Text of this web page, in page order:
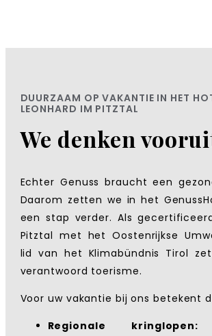
DUURZAAM OP VAKANTIE IN HET
LEONHARD IM PITZTAL
We denken
Echter Genuss braucht een
Daarom zetten we in het
een stap verder. Als
Pitztal met het Oostenrijkse
lid van het Klimabündnis Tirol
verantwoord toerisme.
Voor uw vakantie bij ons betekent
Regionale kringlopen: